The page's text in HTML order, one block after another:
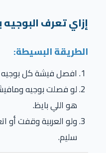
إزاي تعرف
الطريقة البسيطة:
افصل فيشة كل بوجيه
لو فصلت بوجيه
هو اللي بايظ.
ولو العربية وقفت أو
سليم.